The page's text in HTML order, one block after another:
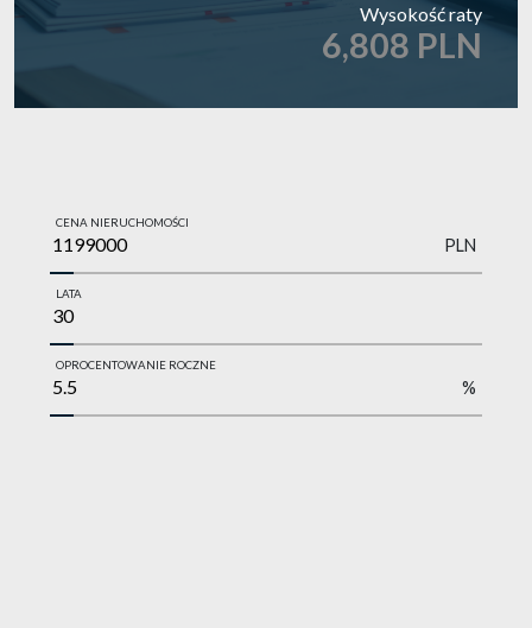
Wysokość raty
6,808 PLN
CENA NIERUCHOMOŚCI
PLN
LATA
OPROCENTOWANIE ROCZNE
%